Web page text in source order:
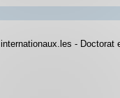
- Doctorat